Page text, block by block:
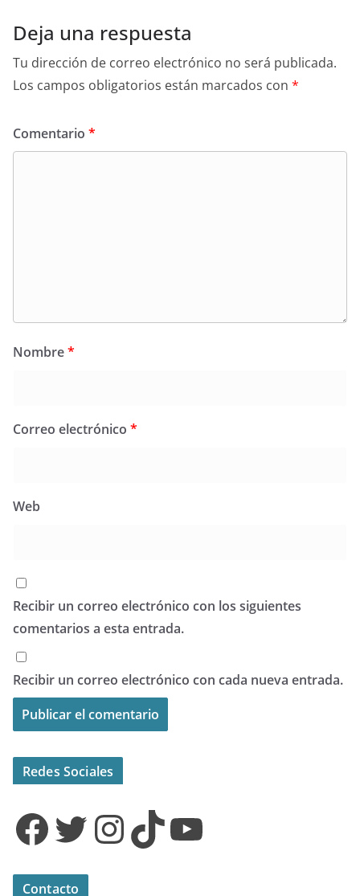
Deja una respuesta
Tu dirección de correo electrónico no será publicada.
Los campos obligatorios están marcados con *
Comentario *
Nombre*
Correo electrónico *
Web
Recibir un correo electrónico con los siguientes
comentarios a esta entrada.
Recibir un correo electrónico con cada nueva entrada.
Redes Sociales
Facebook Twitter InstagramTikTok YouTube
Contacto